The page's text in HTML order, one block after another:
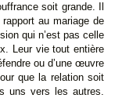
soit grande. Il
au mariage de
qui n’est pas celle
Leur vie tout entière
ou d’une œuvre
que la relation soit
uns vers les autres.